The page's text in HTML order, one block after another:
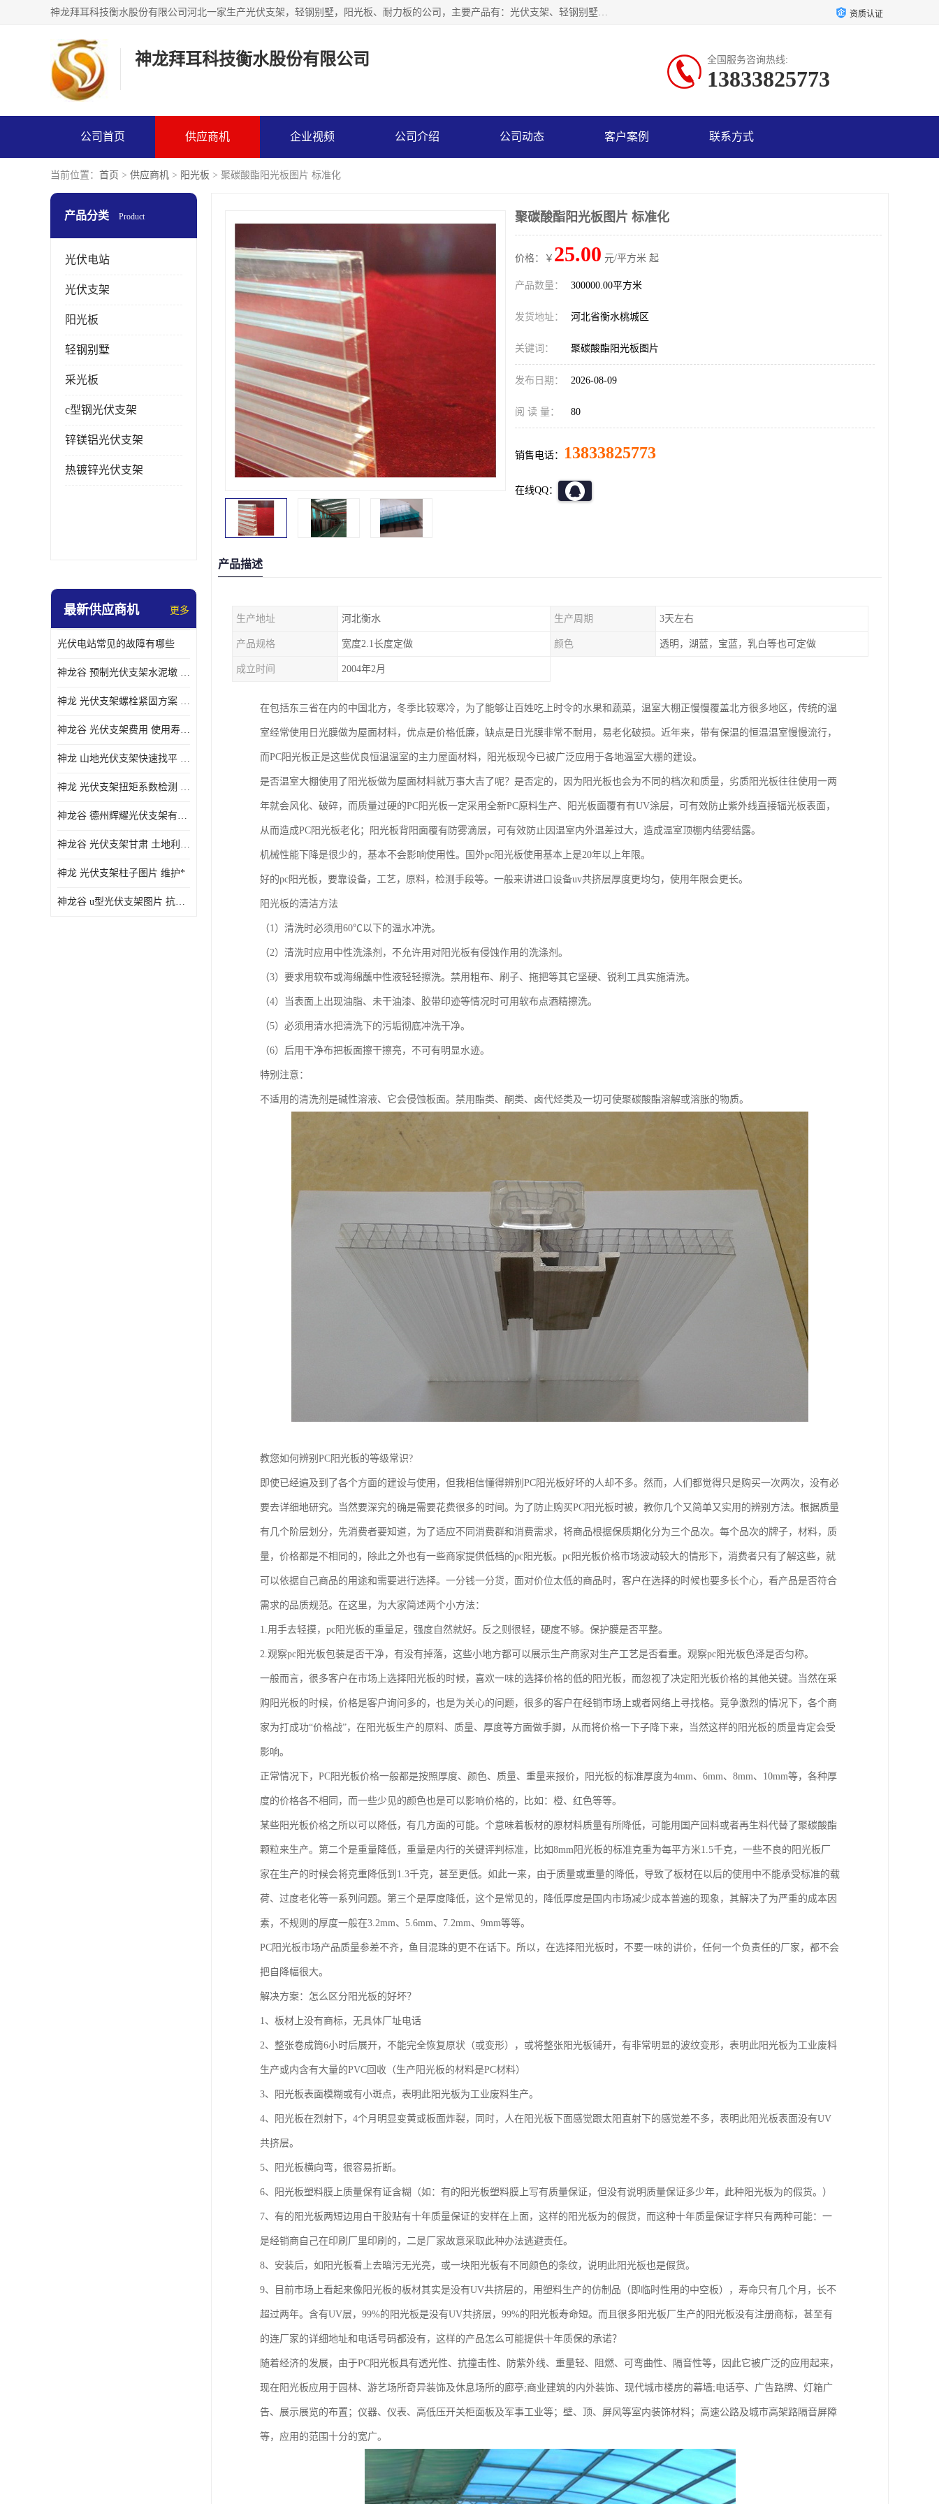
神龙拜耳科技衡水股份有限公司河北一家生产光伏支架，轻钢别墅，阳光板、耐力板的公司，主要产品有：光伏支架、轻钢别墅、阳光板、耐力板、采光板等，公司参与制定了多项标准。 资质认证
神龙拜耳科技衡水股份有限公司 全国服务咨询热线:
13833825773
公司首页 供应商机 企业视频 公司介绍 公司动态 客户案例 联系方式
当前位置： 首页 > 供应商机 > 阳光板 > 聚碳酸酯阳光板图片 标准化
产品分类 Product
光伏电站
光伏支架
阳光板
轻钢别墅
采光板
c型钢光伏支架
锌镁铝光伏支架
热镀锌光伏支架
最新供应商机 更多
光伏电站常见的故障有哪些
神龙谷 预制光伏支架水泥墩 抗震性能优
神龙 光伏支架螺栓紧固方案 土地利用率高
神龙谷 光伏支架费用 使用寿命长
神龙 山地光伏支架快速找平 抗风耐压
神龙 光伏支架扭矩系数检测 适应性强
神龙谷 德州辉耀光伏支架有限公司 材质多样
神龙谷 光伏支架甘肃 土地利用率高
神龙 光伏支架柱子图片 维护*
神龙谷 u型光伏支架图片 抗紫外线
聚碳酸酯阳光板图片 标准化
价格：￥ 25.00 元/平方米 起
产品数量： 300000.00平方米
发货地址： 河北省衡水桃城区
关键词： 聚碳酸酯阳光板图片
发布日期： 2026-08-09
阅 读 量： 80
销售电话： 13833825773
在线QQ：
产品描述
生产地址 河北衡水 生产周期 3天左右
产品规格 宽度2.1长度定做 颜色 透明，湖蓝，宝蓝，乳白等也可定做
成立时间 2004年2月
在包括东三省在内的中国北方，冬季比较寒冷，为了能够让百姓吃上时令的水果和蔬菜，温室大棚正慢慢覆盖北方很多地区，传统的温
室经常使用日光膜做为屋面材料，优点是价格低廉，缺点是日光膜非常不耐用，易老化破损。近年来，带有保温的恒温温室慢慢流行，
而PC阳光板正是这些优良恒温温室的主力屋面材料，阳光板现今已被广泛应用于各地温室大棚的建设。
是否温室大棚使用了阳光板做为屋面材料就万事大吉了呢？是否定的，因为阳光板也会为不同的档次和质量，劣质阳光板往往使用一两
年就会风化、破碎，而质量过硬的PC阳光板一定采用全新PC原料生产、阳光板面覆有有UV涂层，可有效防止紫外线直接辐光板表面，
从而造成PC阳光板老化；阳光板背阳面覆有防雾滴层，可有效防止因温室内外温差过大，造成温室顶棚内结雾结露。
机械性能下降是很少的，基本不会影响使用性。国外pc阳光板使用基本上是20年以上年限。
好的pc阳光板，要靠设备，工艺，原料，检测手段等。一般来讲进口设备uv共挤层厚度更均匀，使用年限会更长。
阳光板的清洁方法
（1）清洗时必须用60℃以下的温水冲洗。
（2）清洗时应用中性洗涤剂，不允许用对阳光板有侵蚀作用的洗涤剂。
（3）要求用软布或海绵蘸中性液轻轻擦洗。禁用粗布、刷子、拖把等其它坚硬、锐利工具实施清洗。
（4）当表面上出现油脂、未干油漆、胶带印迹等情况时可用软布点酒精擦洗。
（5）必须用清水把清洗下的污垢彻底冲洗干净。
（6）后用干净布把板面擦干擦亮，不可有明显水迹。
特别注意：
不适用的清洗剂是碱性溶液、它会侵蚀板面。禁用酯类、酮类、卤代烃类及一切可使聚碳酸酯溶解或溶胀的物质。
教您如何辨别PC阳光板的等级常识?
即使已经遍及到了各个方面的建设与使用，但我相信懂得辨别PC阳光板好坏的人却不多。然而，人们都觉得只是购买一次两次，没有必
要去详细地研究。当然要深究的确是需要花费很多的时间。为了防止购买PC阳光板时被，教你几个又简单又实用的辨别方法。根据质量
有几个阶层划分，先消费者要知道，为了适应不同消费群和消费需求，将商品根据保质期化分为三个品次。每个品次的牌子，材料，质
量，价格都是不相同的，除此之外也有一些商家提供低档的pc阳光板。pc阳光板价格市场波动较大的情形下，消费者只有了解这些，就
可以依据自己商品的用途和需要进行选择。一分钱一分货，面对价位太低的商品时，客户在选择的时候也要多长个心，看产品是否符合
需求的品质规范。在这里，为大家简述两个小方法：
1.用手去轻摸，pc阳光板的重量足，强度自然就好。反之则很轻，硬度不够。保护膜是否平整。
2.观察pc阳光板包装是否干净，有没有掉落，这些小地方都可以展示生产商家对生产工艺是否看重。观察pc阳光板色泽是否匀称。
一般而言，很多客户在市场上选择阳光板的时候，喜欢一味的选择价格的低的阳光板，而忽视了决定阳光板价格的其他关键。当然在采
购阳光板的时候，价格是客户询问多的，也是为关心的问题，很多的客户在经销市场上或者网络上寻找格。竞争激烈的情况下，各个商
家为打成功“价格战”，在阳光板生产的原料、质量、厚度等方面做手脚，从而将价格一下子降下来，当然这样的阳光板的质量肯定会受
影响。
正常情况下，PC阳光板价格一般都是按照厚度、颜色、质量、重量来报价，阳光板的标准厚度为4mm、6mm、8mm、10mm等，各种厚
度的价格各不相同，而一些少见的颜色也是可以影响价格的，比如：橙、红色等等。
某些阳光板价格之所以可以降低，有几方面的可能。个意味着板材的原材料质量有所降低，可能用国产回料或者再生料代替了聚碳酸酯
颗粒来生产。第二个是重量降低，重量是内行的关键评判标准，比如8mm阳光板的标准克重为每平方米1.5千克，一些不良的阳光板厂
家在生产的时候会将克重降低到1.3千克，甚至更低。如此一来，由于质量或重量的降低，导致了板材在以后的使用中不能承受标准的载
荷、过度老化等一系列问题。第三个是厚度降低，这个是常见的，降低厚度是国内市场减少成本普遍的现象，其解决了为严重的成本因
素，不规则的厚度一般在3.2mm、5.6mm、7.2mm、9mm等等。
PC阳光板市场产品质量参差不齐，鱼目混珠的更不在话下。所以，在选择阳光板时，不要一味的讲价，任何一个负责任的厂家，都不会
把自降幅很大。
解决方案：怎么区分阳光板的好坏？
1、板材上没有商标，无具体厂址电话
2、整张卷成筒6小时后展开，不能完全恢复原状（或变形），或将整张阳光板铺开，有非常明显的波纹变形，表明此阳光板为工业废料
生产或内含有大量的PVC回收（生产阳光板的材料是PC材料）
3、阳光板表面模糊或有小斑点，表明此阳光板为工业废料生产。
4、阳光板在烈射下，4个月明显变黄或板面炸裂，同时，人在阳光板下面感觉跟太阳直射下的感觉差不多，表明此阳光板表面没有UV
共挤层。
5、阳光板横向弯，很容易折断。
6、阳光板塑料膜上质量保有证含糊（如：有的阳光板塑料膜上写有质量保证，但没有说明质量保证多少年，此种阳光板为的假货。）
7、有的阳光板两短边用白干胶贴有十年质量保证的安样在上面，这样的阳光板为的假货，而这种十年质量保证字样只有两种可能：一
是经销商自己在印刷厂里印刷的，二是厂家故意采取此种办法逃避责任。
8、安装后，如阳光板看上去暗污无光亮，或一块阳光板有不同颜色的条纹，说明此阳光板也是假货。
9、目前市场上看起来像阳光板的板材其实是没有UV共挤层的，用塑料生产的仿制品（即临时性用的中空板），寿命只有几个月，长不
超过两年。含有UV层，99%的阳光板是没有UV共挤层，99%的阳光板寿命短。而且很多阳光板厂生产的阳光板没有注册商标，甚至有
的连厂家的详细地址和电话号码都没有，这样的产品怎么可能提供十年质保的承诺？
随着经济的发展，由于PC阳光板具有透光性、抗撞击性、防紫外线、重量轻、阻燃、可弯曲性、隔音性等，因此它被广泛的应用起来，
现在阳光板应用于园林、游艺场所奇异装饰及休息场所的廊亭;商业建筑的内外装饰、现代城市楼房的幕墙;电话亭、广告路牌、灯箱广
告、展示展览的布置；仪器、仪表、高低压开关柜面板及军事工业等；壁、顶、屏风等室内装饰材料；高速公路及城市高架路隔音屏障
等，应用的范围十分的宽广。